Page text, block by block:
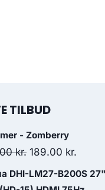
TILBUD
- Zomberry
kr. Original
price
was:
189.00 kr.
price
is:
DHI-LM27-B200S